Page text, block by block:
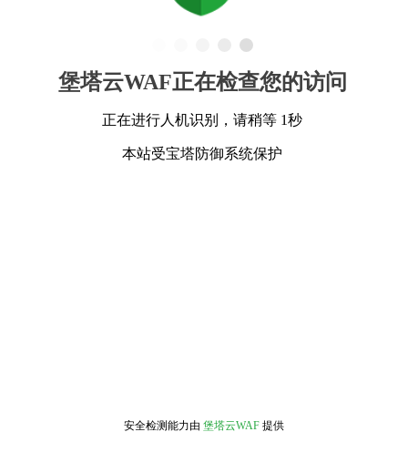
堡塔云WAF正在检查您的访问
正在进行人机识别，请稍等 1秒
本站受宝塔防御系统保护
安全检测能力由 堡塔云WAF 提供